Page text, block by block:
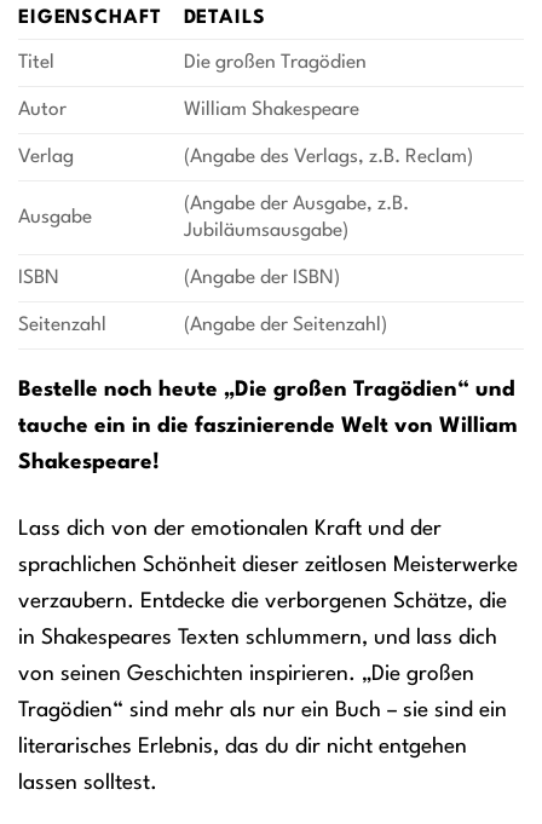
EIGENSCHAFT DETAILS
Titel Die großen Tragödien
Autor William Shakespeare
Verlag (Angabe des Verlags, z.B. Reclam)
Ausgabe
(Angabe der Ausgabe, z.B.
Jubiläumsausgabe)
ISBN (Angabe der ISBN)
Seitenzahl (Angabe der Seitenzahl)
Bestelle noch heute „Die großen Tragödien“ und
tauche ein in die faszinierende Welt von William
Shakespeare!
Lass dich von der emotionalen Kraft und der
sprachlichen Schönheit dieser zeitlosen Meisterwerke
verzaubern. Entdecke die verborgenen Schätze, die
in Shakespeares Texten schlummern, und lass dich
von seinen Geschichten inspirieren. „Die großen
Tragödien“ sind mehr als nur ein Buch – sie sind ein
literarisches Erlebnis, das du dir nicht entgehen
lassen solltest.